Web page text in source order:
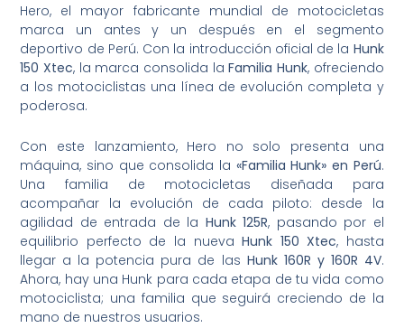
Hero, el mayor fabricante mundial de motocicletas
marca un antes y un después en el segmento
deportivo de Perú. Con la introducción oficial de la Hunk
150 Xtec, la marca consolida laFamilia Hunk, ofreciendo
a los motociclistas una línea de evolución completa y
poderosa.
Con este lanzamiento, Hero no solo presenta una
máquina, sino que consolida la «Familia Hunk» en Perú.
Una familia de motocicletas diseñada para
acompañar la evolución de cada piloto: desde la
agilidad de entrada de la Hunk 125R, pasando por el
equilibrio perfecto de la nuevaHunk 150 Xtec, hasta
llegar a la potencia pura de las Hunk 160R y 160R 4V.
Ahora, hay una Hunk para cada etapa de tu vida como
motociclista; una familia que seguirá creciendo de la
mano de nuestros usuarios.